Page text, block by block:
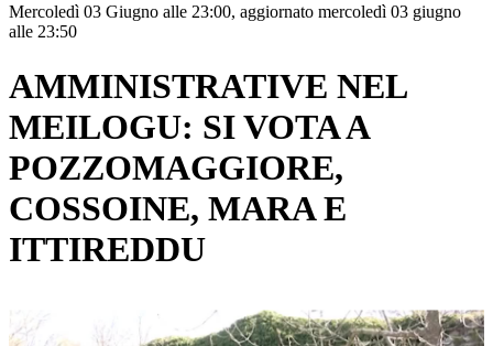
Mercoledì 03 Giugno alle 23:00, aggiornato mercoledì 03 giugno
alle 23:50
AMMINISTRATIVE NEL
MEILOGU: SI VOTA A
POZZOMAGGIORE,
COSSOINE, MARA E
ITTIREDDU